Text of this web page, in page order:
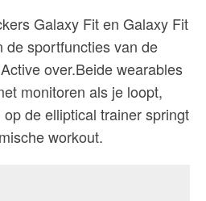
Galaxy Fit en Galaxy Fit
de sportfuncties van de
over.Beide wearables
monitoren als je loopt,
de elliptical trainer springt
workout.